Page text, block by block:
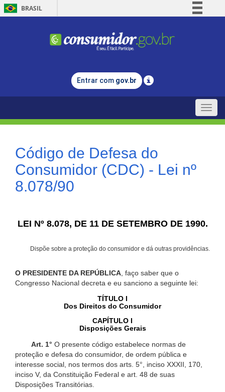
BRASIL
Comunica BR
Legislação
Entrar com gov.br
Toggle
Código de Defesa do
Consumidor (CDC) - Lei nº
8.078/90
LEI Nº 8.078, DE 11 DE SETEMBRO DE 1990.
Dispõe sobre a proteção do consumidor e dá outras providências.
O PRESIDENTE DA REPÚBLICA , faço saber que o
Congresso Nacional decreta e eu sanciono a seguinte lei:
TÍTULO I
Dos Direitos do Consumidor
CAPÍTULO I
Disposições Gerais
Art. 1° O presente código estabelece normas de
proteção e defesa do consumidor, de ordem pública e
interesse social, nos termos dos arts. 5°, inciso XXXII, 170,
inciso V, da Constituição Federal e art. 48 de suas
Disposições Transitórias.